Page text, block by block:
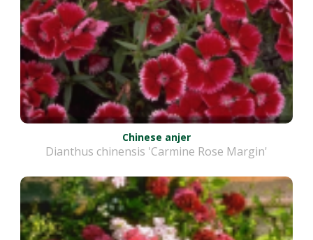
Chinese anjer
Dianthus chinensis 'Carmine Rose Margin'